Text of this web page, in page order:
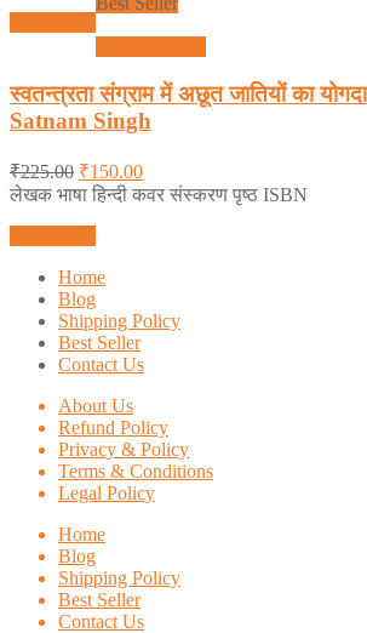
स्वतन्त्रता संग्राम में अछूत जातियों का
Satnam Singh
₹225.00 ₹150.00
लेखक भाषा हिन्दी कवर संस्करण पृष्ठ ISBN
Home
Blog
Shipping Policy
Best Seller
Contact Us
About Us
Refund Policy
Privacy & Policy
Terms & Conditions
Legal Policy
Home
Blog
Shipping Policy
Best Seller
Contact Us